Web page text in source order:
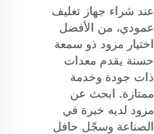
عند شراء جهاز تغليف
عمودي، من الأفضل
اختيار مزود ذو سمعة
حسنة يقدم معدات
ذات جودة وخدمة
ممتازة. ابحث عن
مزود لديه خبرة في
الصناعة وسجّل حافل